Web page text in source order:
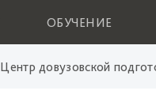
ОБУЧЕНИЕ
Центр довузовской